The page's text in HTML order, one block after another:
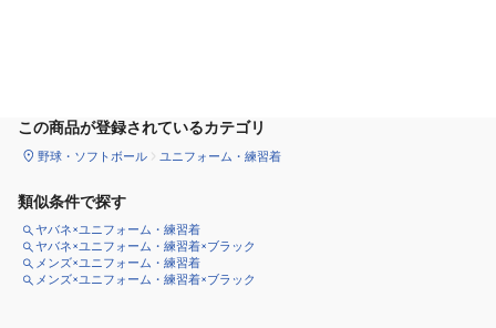
この商品が登録されているカテゴリ
野球・ソフトボール ユニフォーム・練習着
類似条件で探す
ヤバネ×ユニフォーム・練習着
ヤバネ×ユニフォーム・練習着×ブラック
メンズ×ユニフォーム・練習着
メンズ×ユニフォーム・練習着×ブラック